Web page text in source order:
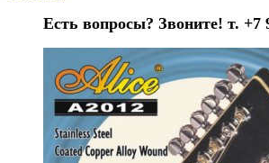
Есть вопросы? Звоните! т. +7